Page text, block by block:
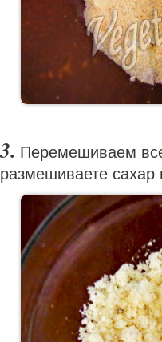
Перемешиваем
размешиваете сахар